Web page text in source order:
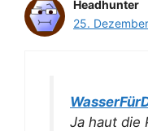
Headhunter
25.
Ja haut die